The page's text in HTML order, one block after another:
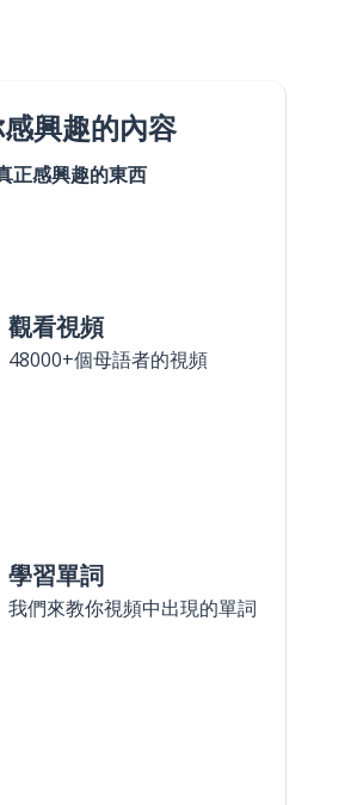
興趣的內容
正感興趣的東西
觀看視頻
48000+個母語者的視頻
學習單詞
我們來教你視頻中出現的單詞